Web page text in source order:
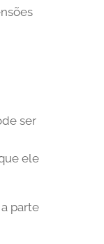
ser
ele
parte